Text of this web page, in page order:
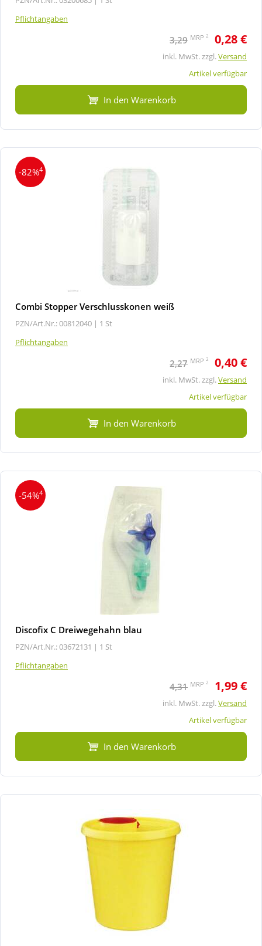
Pflichtangaben
3,29 MRP 2 0,28 €
inkl. MwSt. zzgl.Versand
Artikel verfügbar
In den Warenkorb
-82%4
Combi Stopper Verschlusskonen weiß
PZN/Art.Nr.: 00812040 | 1 St
Pflichtangaben
2,27 MRP 2 0,40 €
inkl. MwSt. zzgl.Versand
Artikel verfügbar
In den Warenkorb
-54%4
Discofix C Dreiwegehahn blau
PZN/Art.Nr.: 03672131 | 1 St
Pflichtangaben
4,31 MRP 2 1,99 €
inkl. MwSt. zzgl.Versand
Artikel verfügbar
In den Warenkorb